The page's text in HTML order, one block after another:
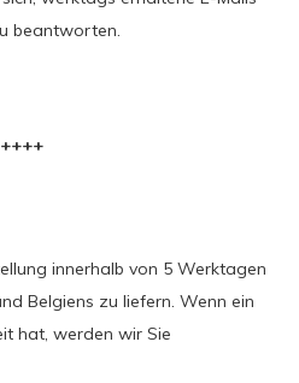
beantworten.
innerhalb von 5 Werktagen
Belgiens zu liefern. Wenn ein
hat, werden wir Sie